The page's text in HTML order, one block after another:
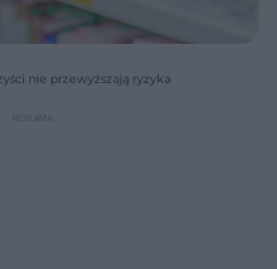
nie przewyższają ryzyka